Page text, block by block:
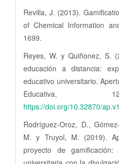
Revilla, J. (2013).
of Chemical Information
1699.
Reyes, W. y Quiñonez, S.
educación a distancia:
educativo universitario.
Educativa,
https://doi.org/10.32870/
Rodríguez-Oroz, D.,
M. y Truyol, M. (2019).
proyecto de gamificación: